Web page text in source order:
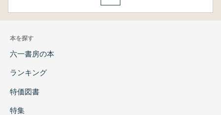
本を探す
六一書房の本
ランキング
特価図書
特集